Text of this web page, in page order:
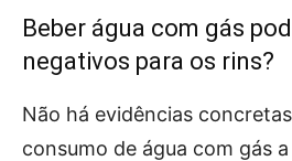
Beber água com gás
negativos para os rins?
Não há evidências
consumo de água com gás